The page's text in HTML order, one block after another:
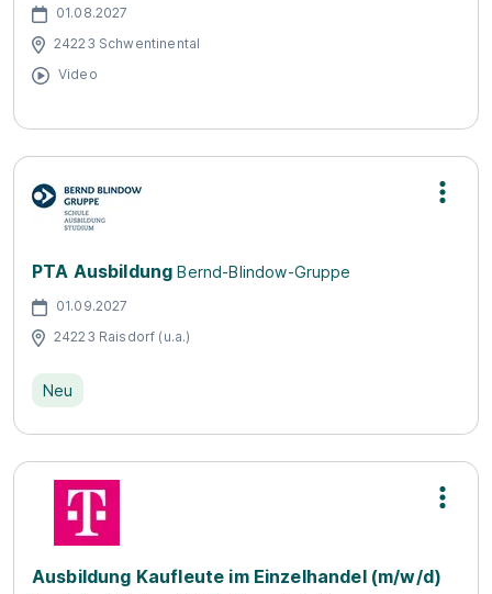
01.08.2027
24223 Schwentinental
Video
PTA Ausbildung Bernd-Blindow-Gruppe
01.09.2027
24223 Raisdorf (u.a.)
Neu
Ausbildung Kaufleute im Einzelhandel (m/w/d)